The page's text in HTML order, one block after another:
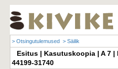
> Otsingutulemused > Säilik
Esitus | Kasutuskoopia | A 7 |
44199-31740